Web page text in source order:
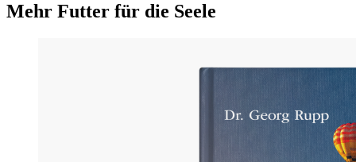
Mehr Futter für die Seele